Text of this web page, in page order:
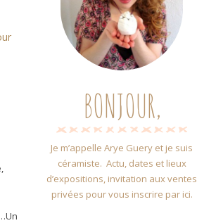
BONJOUR,
Je m’appelle Arye Guery et je suis
céramiste. Actu, dates et lieux
d’expositions, invitation aux ventes
privées pour vous inscrire par ici.